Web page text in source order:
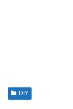
DIY